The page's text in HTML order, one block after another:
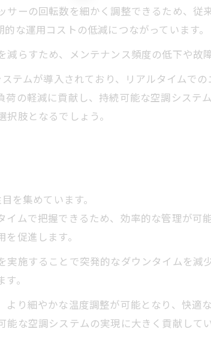
ーの回転数を細かく調整できるため、従
な運用コストの低減につながっています。
らすため、メンテナンス頻度の低下や故
テムが導入されており、リアルタイムで
の軽減に貢献し、持続可能な空調システ
肢となるでしょう。
を集めています。
ムで把握できるため、効率的な管理が可
促進します。
施することで突発的なダウンタイムを減
。
り細やかな温度調整が可能となり、快適
な空調システムの実現に大きく貢献してい